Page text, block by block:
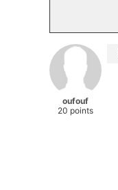
oufouf
20 points